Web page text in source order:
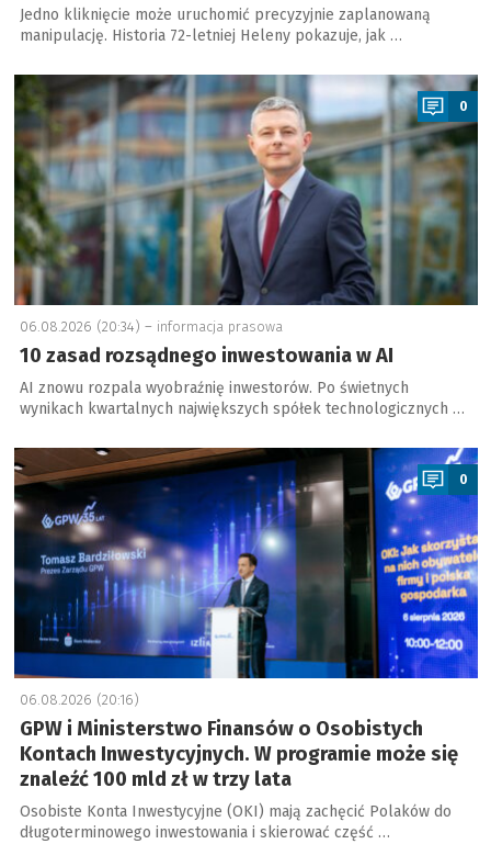
Jedno kliknięcie może uruchomić precyzyjnie zaplanowaną
manipulację. Historia 72-letniej Heleny pokazuje, jak …
a
0
06.08.2026 (20:34) – informacja prasowa
10 zasad rozsądnego inwestowania w AI
AI znowu rozpala wyobraźnię inwestorów. Po świetnych
wynikach kwartalnych największych spółek technologicznych …
a
0
06.08.2026 (20:16)
GPW i Ministerstwo Finansów o Osobistych
Kontach Inwestycyjnych. W programie może się
znaleźć 100 mld zł w trzy lata
Osobiste Konta Inwestycyjne (OKI) mają zachęcić Polaków do
długoterminowego inwestowania i skierować część …